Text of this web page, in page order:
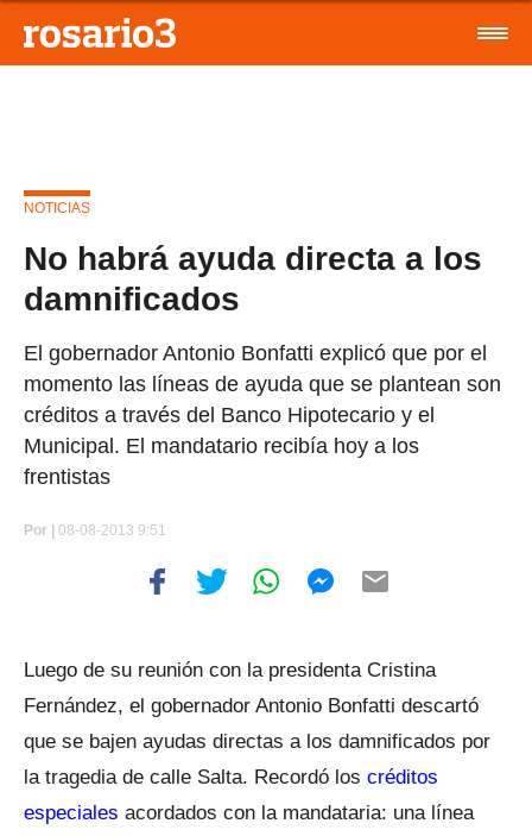
NOTICIAS
No habrá ayuda directa a los
damnificados
El gobernador Antonio Bonfatti explicó que por el
momento las líneas de ayuda que se plantean son
créditos a través del Banco Hipotecario y el
Municipal. El mandatario recibía hoy a los
frentistas
Por 08-08-2013 9:51
Luego de su reunión con la presidenta Cristina
Fernández, el gobernador Antonio Bonfatti descartó
que se bajen ayudas directas a los damnificados por
la tragedia de calle Salta. Recordó los créditos
especiales acordados con la mandataria: una línea